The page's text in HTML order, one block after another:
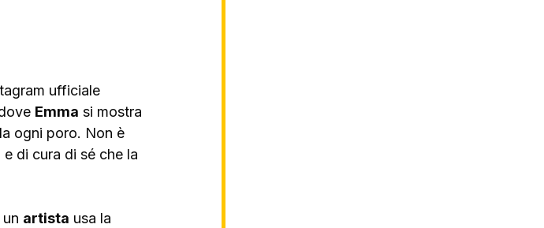
ufficiale
Emma si mostra
ogni poro. Non è
di cura di sé che la
artista usa la